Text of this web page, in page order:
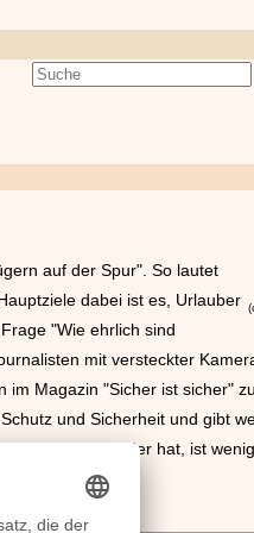
auf der Spur". So lautet
dabei ist es, Urlauber
"Wie ehrlich sind
mit versteckter
im Magazin "Sicher ist sicher"
und Sicherheit und gibt
oder Kinder hat, ist wenig